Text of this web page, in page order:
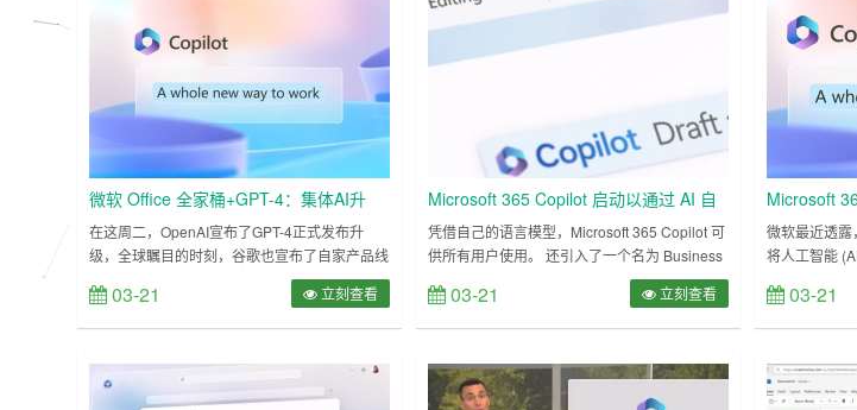
端口都换完了就重新绑定个弹性IP，也算个解决
办法。 但最近……
微软 Office 全家桶+GPT-4：集体AI升
级，Copilot小帮手到来
在这周二，OpenAI宣布了GPT-4正式发布升
级，全球瞩目的时刻，谷歌也宣布了自家产品线
中集成AI功能的重磅更新，包括Gmail以及
Google Doc、Sheets、Slides等所有
Workspace办公组件，还开放了自家的大语言模
OpenAI刚发完GPT-4，就马不停蹄召开了一场
AI主题的发布会，Off……
03-21 立刻查看
Microsoft 365 Copilot 启动以通过 AI 自
动化工作
凭借自己的语言模型，Microsoft 365 Copilot 可
供所有用户使用。 还引入了一个名为 Business
Chat 的机器人 在通过进行传输期间 LinkedIn，
我们很荣幸推出 Microsoft 365 副驾驶，这款新
的个人助理有望在我们日常使用的应用程序中提
有订阅者发布，标志着……
03-21 立刻查看
Microsoft
安装、使用？
微软最近透露
将人工智能
程序中，包
提示通过自
创建特定主
撰写文档、制
是，有时候
03-21